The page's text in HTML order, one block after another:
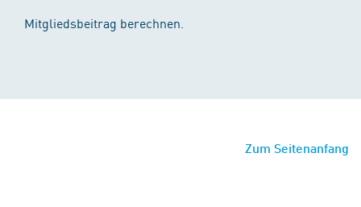
Mitgliedsbeitrag berechnen.
Zum Seitenanfang